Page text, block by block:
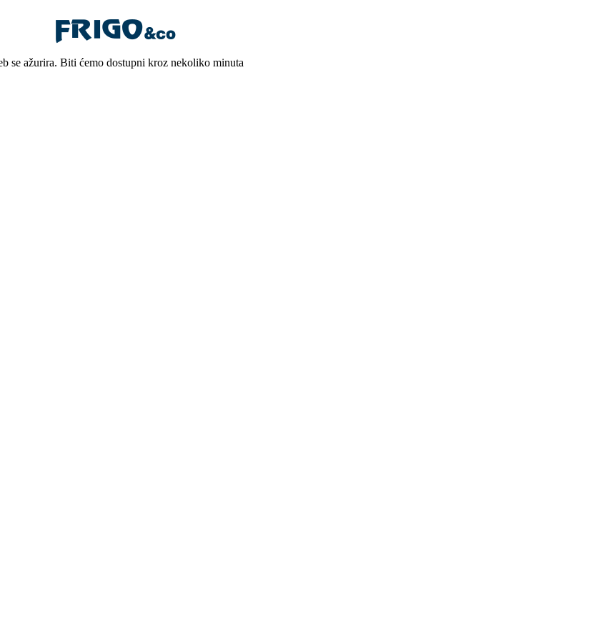
se ažurira. Biti ćemo dostupni kroz nekoliko minuta